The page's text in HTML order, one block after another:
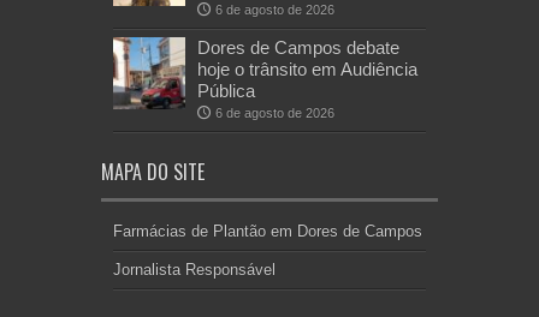
6 de agosto de 2026
Dores de Campos debate
hoje o trânsito em Audiência
Pública
6 de agosto de 2026
MAPA DO SITE
Farmácias de Plantão em Dores de Campos
Jornalista Responsável